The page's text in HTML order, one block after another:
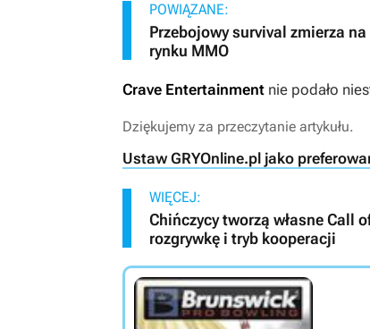
POWIĄZANE:
Przebojowy survival zmierza
rynku MMO
Crave Entertainment nie podało
Dziękujemy za przeczytanie artykułu.
Ustaw GRYOnline.pl jako
WIĘCEJ:
Chińczycy tworzą własne Call
rozgrywkę i tryb kooperacji